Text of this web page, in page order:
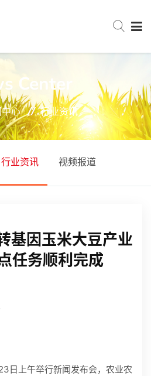
Center
心 行业资讯
行业资讯 视频报道
基因玉米大豆产业
任务顺利完成
日上午举行新闻发布会，农业农